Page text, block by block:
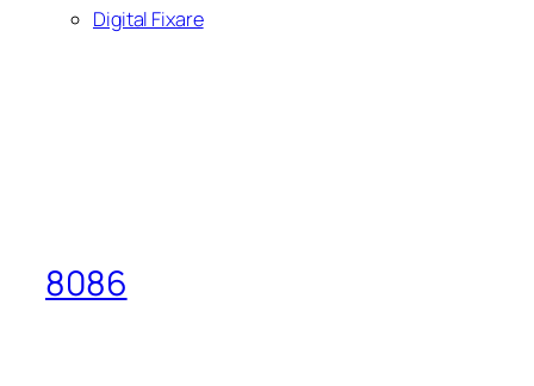
Digital Fixare
8086